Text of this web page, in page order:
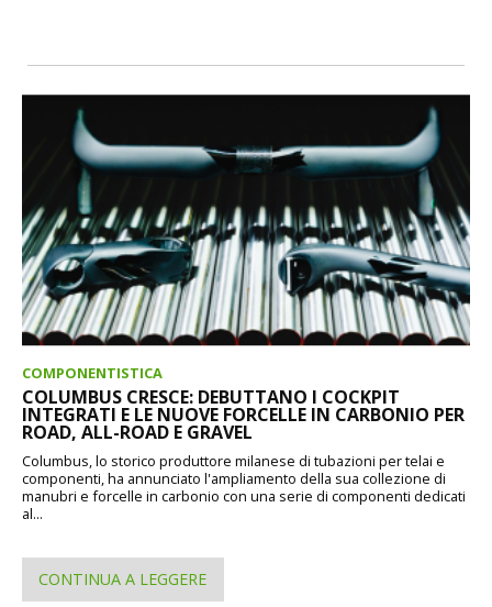
COMPONENTISTICA
COLUMBUS CRESCE: DEBUTTANO I COCKPIT
INTEGRATI E LE NUOVE FORCELLE IN CARBONIO PER
ROAD, ALL-ROAD E GRAVEL
Columbus, lo storico produttore milanese di tubazioni per telai e
componenti, ha annunciato l'ampliamento della sua collezione di
manubri e forcelle in carbonio con una serie di componenti dedicati
al...
CONTINUA A LEGGERE